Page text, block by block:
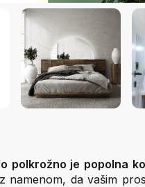
polkrožno je popolna
namenom, da vašim